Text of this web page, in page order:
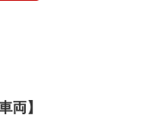
両】